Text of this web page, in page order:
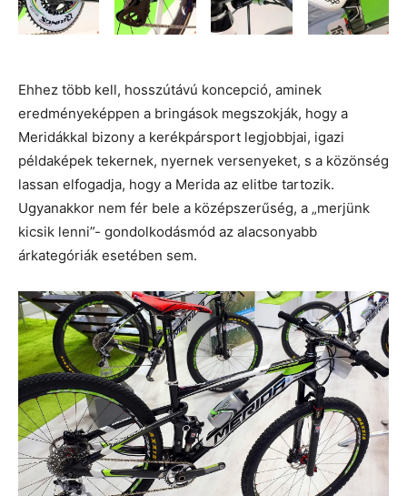
Ehhez több kell, hosszútávú koncepció, aminek
eredményeképpen a bringások megszokják, hogy a
Meridákkal bizony a kerékpársport legjobbjai, igazi
példaképek tekernek, nyernek versenyeket, s a közönség
lassan elfogadja, hogy a Merida az elitbe tartozik.
Ugyanakkor nem fér bele a középszerűség, a „merjünk
kicsik lenni”- gondolkodásmód az alacsonyabb
árkategóriák esetében sem.